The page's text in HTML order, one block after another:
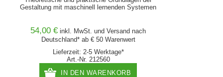
Gestaltung mit maschinell lernenden Systemen
54,00 € inkl. MwSt. undVersand nach
Deutschland* ab € 50 Warenwert
Lieferzeit: 2-5 Werktage*
Art.-Nr. 212560
IN DEN WARENKORB